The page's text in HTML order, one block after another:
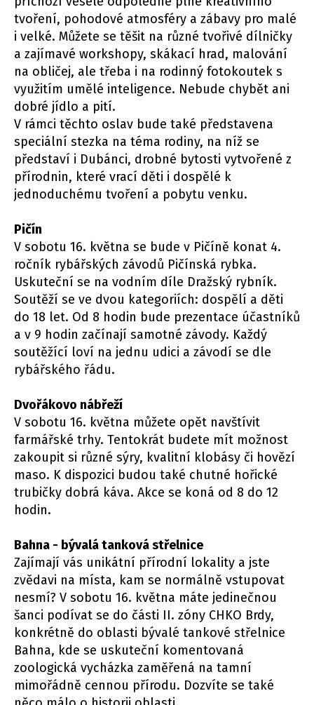
tvoření, pohodové atmosféry a zábavy pro malé
i velké. Můžete se těšit na různé tvořivé dílničky
a zajímavé workshopy, skákací hrad, malování
na obličej, ale třeba i na rodinný fotokoutek s
využitím umělé inteligence. Nebude chybět ani
dobré jídlo a pití.
V rámci těchto oslav bude také představena
speciální stezka na téma rodiny, na níž se
představí i Dubánci, drobné bytosti vytvořené z
přírodnin, které vrací děti i dospělé k
jednoduchému tvoření a pobytu venku.
Pičín
V sobotu 16. května se bude v Pičíně konat 4.
ročník rybářských závodů Pičínská rybka.
Uskuteční se na vodním díle Dražský rybník.
Soutěží se ve dvou kategoriích: dospělí a děti
do 18 let. Od 8 hodin bude prezentace účastníků
a v 9 hodin začínají samotné závody. Každý
soutěžící loví na jednu udici a závodí se dle
rybářského řádu.
Dvořákovo nábřeží
V sobotu 16. května můžete opět navštívit
farmářské trhy. Tentokrát budete mít možnost
zakoupit si různé sýry, kvalitní klobásy či hovězí
maso. K dispozici budou také chutné hořické
trubičky dobrá káva. Akce se koná od 8 do 12
hodin.
Bahna - bývalá tanková střelnice
Zajímají vás unikátní přírodní lokality a jste
zvědavi na místa, kam se normálně vstupovat
nesmí? V sobotu 16. května máte jedinečnou
šanci podívat se do části II. zóny CHKO Brdy,
konkrétně do oblasti bývalé tankové střelnice
Bahna, kde se uskuteční komentovaná
zoologická vycházka zaměřená na tamní
mimořádně cennou přírodu. Dozvíte se také